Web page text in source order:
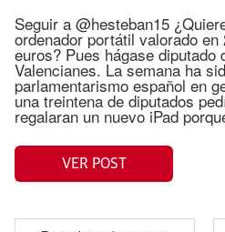
Seguir a @hesteban15
ordenador portátil valorado
euros? Pues hágase diputado
Valencianes. La semana ha
parlamentarismo español en
una treintena de diputados
regalaran un nuevo iPad
VER POST